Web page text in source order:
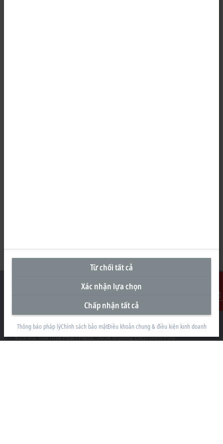
Văn Phòng Đại Diện tại Việt Nam
#29.05, Tòa nhà Pearl Plaza, 561A Đường Điện Biên Phủ
Từ chối tất cả
Xác nhận lựa chọn
Chấp nhận tất cả
Thông báo pháp lýChính sách bảo mậtĐiều khoản chung & điều kiện kinh doanh